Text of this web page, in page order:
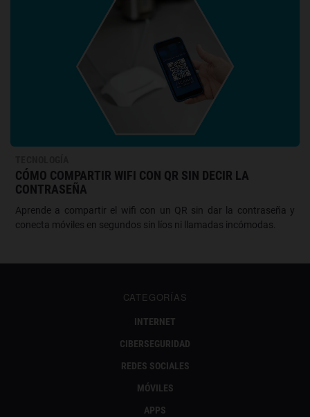
CÓMO COMPARTIR WIFI CON QR SIN DECIR LA
CONTRASEÑA
Aprende a compartir el wifi con un QR sin dar la contraseña y
conecta móviles en segundos sin líos ni llamadas incómodas.
CATEGORÍAS
INTERNET
CIBERSEGURIDAD
REDES SOCIALES
MÓVILES
APPS